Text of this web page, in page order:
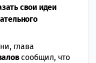
свои идеи
глава
сообщил, что